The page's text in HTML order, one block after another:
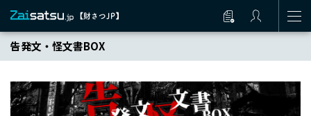
告発文・怪文書BOX